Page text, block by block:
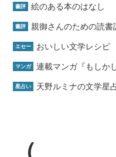
書評 絵のある本のはなし
書評 親御さんのための読書
エセー おいしい文学レシ
マンガ 連載マンガ『もしか
星占い 天野ルミナの文学星